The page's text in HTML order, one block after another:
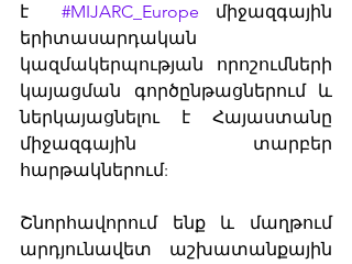
է #MIJARC_Europe միջազգային
երիտասարդական
կազմակերպության որոշումների
կայացման գործընթացներում և
ներկայացնելու է Հայաստանը
միջազգային տարբեր
հարթակներում:
Շնորհավորում ենք և մաղթում
արդյունավետ աշխատանքային